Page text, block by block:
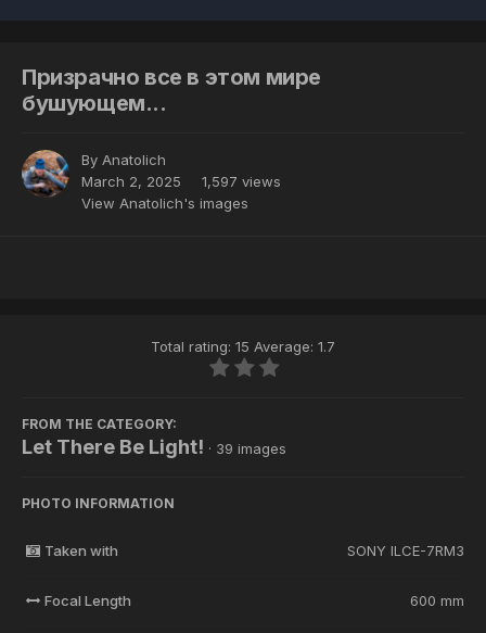
Призрачно все в этом мире
бушующем...
By Anatolich
March 2, 2025
1,597 views
View Anatolich's images
Total rating: 15 Average: 1.7
FROM THE CATEGORY:
Let There Be Light! · 39 images
PHOTO INFORMATION
Taken with SONY ILCE-7RM3
Focal Length 600 mm